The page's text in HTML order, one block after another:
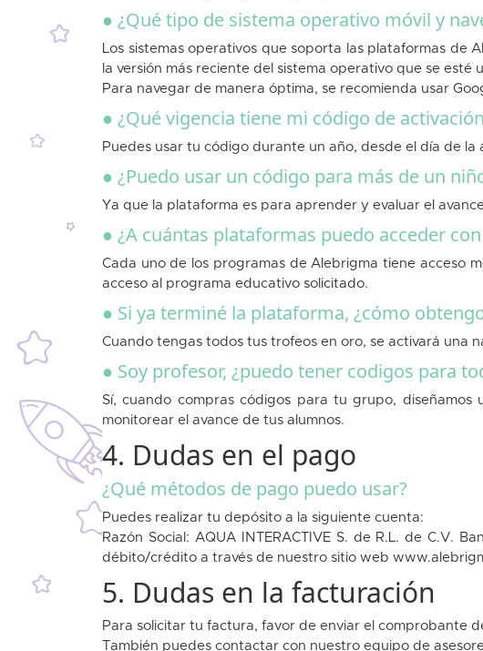
● ¿Qué tipo de sistema operativo móvil y
Los sistemas operativos que soporta las plataformas de
la versión más reciente del sistema operativo que se esté
Para navegar de manera óptima, se recomienda usar
● ¿Qué vigencia tiene mi código de
Puedes usar tu código durante un año, desde el día de la
● ¿Puedo usar un código para más de un
Ya que la plataforma es para aprender y evaluar el
● ¿A cuántas plataformas puedo acceder
Cada uno de los programas de Alebrigma tiene acceso
acceso al programa educativo solicitado.
● Si ya terminé la plataforma, ¿cómo
Cuando tengas todos tus trofeos en oro, se activará una
● Soy profesor, ¿puedo tener codigos para
Sí, cuando compras códigos para tu grupo,
monitorear el avance de tus alumnos.
4. Dudas en el pago
¿Qué métodos de pago puedo usar?
Puedes realizar tu depósito a la siguiente cuenta:
Razón Social: AQUA INTERACTIVE S. de R.L. de C.V.
débito/crédito a través de nuestro sitio web
5. Dudas en la facturación
Para solicitar tu factura, favor de enviar el comprobante
También puedes contactar con nuestro equipo de